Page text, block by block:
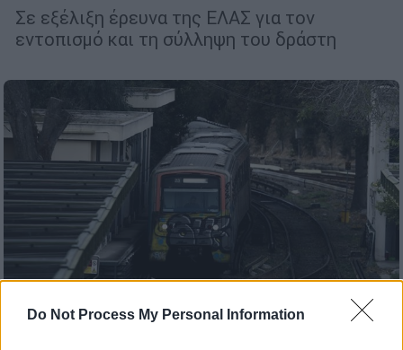
Do Not Process My Personal Information
Σε εξέλιξη έρευνα της ΕΛΑΣ για τον
εντοπισμό και τη σύλληψη του δράστη